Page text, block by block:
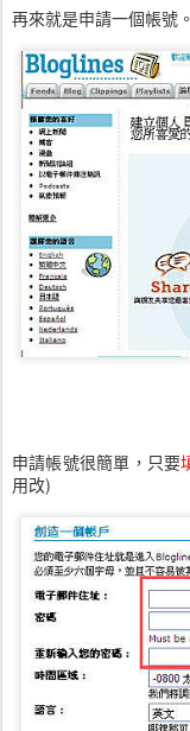
再來就是申請一個帳號。
申請帳號很簡單，只要
用改)